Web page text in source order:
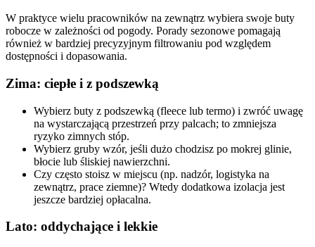
W praktyce wielu pracowników na zewnątrz wybiera swoje buty
robocze w zależności od pogody. Porady sezonowe pomagają
również w bardziej precyzyjnym filtrowaniu pod względem
dostępności i dopasowania.
Zima: ciepłe i z podszewką
Wybierz buty z podszewką (fleece lub termo) i zwróć uwagę
na wystarczającą przestrzeń przy palcach; to zmniejsza
ryzyko zimnych stóp.
Wybierz gruby wzór, jeśli dużo chodzisz po mokrej glinie,
błocie lub śliskiej nawierzchni.
Czy często stoisz w miejscu (np. nadzór, logistyka na
zewnątrz, prace ziemne)? Wtedy dodatkowa izolacja jest
jeszcze bardziej opłacalna.
Lato: oddychające i lekkie